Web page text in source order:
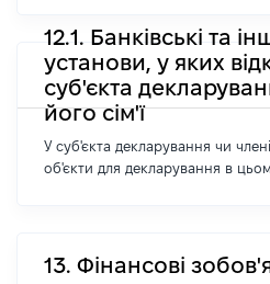
12.1. Банківські та
установи, у яких
суб'єкта
його сім'ї
У суб'єкта декларування чи
об'єкти для декларування в
13. Фінансові